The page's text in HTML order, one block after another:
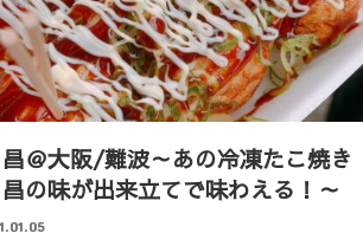
＠大阪/難波～あの冷凍たこ焼き
の味が出来立てで味わえる！～